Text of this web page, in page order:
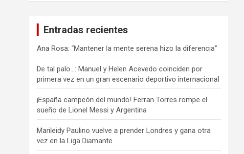
Entradas recientes
Ana Rosa: “Mantener la mente serena hizo la diferencia”
De tal palo…: Manuel y Helen Acevedo coinciden por
primera vez en un gran escenario deportivo internacional
¡España campeón del mundo! Ferran Torres rompe el
sueño de Lionel Messi y Argentina
Marileidy Paulino vuelve a prender Londres y gana otra
vez en la Liga Diamante